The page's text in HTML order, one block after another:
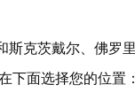
克茨戴尔、佛罗
下面选择您的位置：